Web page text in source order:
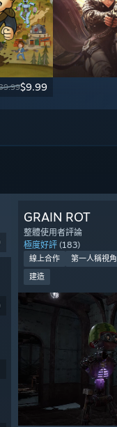
$9.99
GRAIN ROT
整體使用者評論
極度好評 (183)
線上合作 第一人稱視角
建造